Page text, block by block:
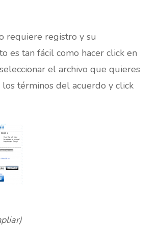
requiere registro y su
es tan fácil como hacer click en
el archivo que quieres
los términos del acuerdo y click